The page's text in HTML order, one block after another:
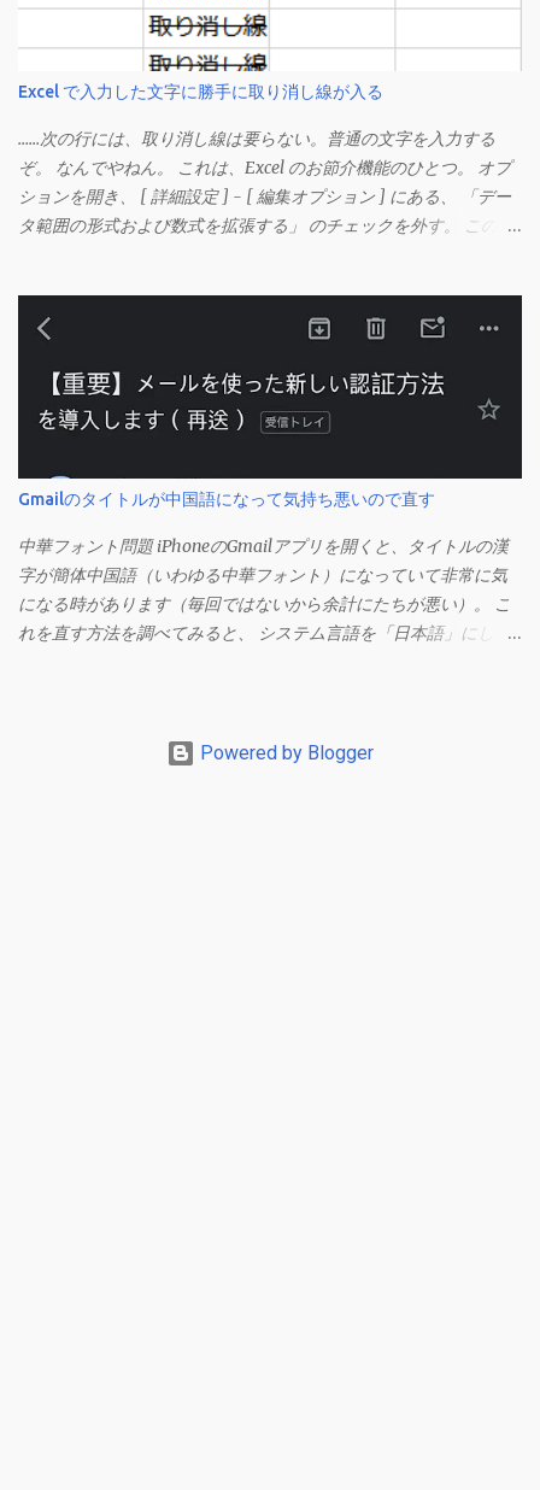
Excel で入力した文字に勝手に取り消し線が入る
……次の行には、取り消し線は要らない。普通の文字を入力する
ぞ。 なんでやねん。 これは、Excel のお節介機能のひとつ。 オプ
ションを開き、 [ 詳細設定 ] - [ 編集オプション ] にある、 「デー
タ範囲の形式および数式を拡張する」 のチェックを外す。 この機
うです。 このオプションを解除して、他のセル（取り消し線の書
式がないセル）をコピーしてから、もう一度入力してみます。 今
度は大丈夫です。 Mac の場合、画面上部にあるメニューの
「Excel」をクリックして環境設定を開きます（「command + ,
（カンマ）」 でも開きます）。 「編集」を開きます。 「編集オプ
Gmailのタイトルが中国語になって気持ち悪いので直す
中華フォント問題 iPhoneのGmailアプリを開くと、タイトルの漢
字が簡体中国語（いわゆる中華フォント）になっていて非常に気
になる時があります（毎回ではないから余計にたちが悪い）。 こ
れを直す方法を調べてみると、 システム言語を「日本語」にしろ
い。 アプリのバグ？ で中華フォントを直す メール一覧からメニュ
Powered by Blogger